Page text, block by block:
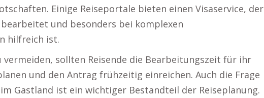
Einige Reiseportale bieten einen Visaservice, der
und besonders bei komplexen
hilfreich ist.
vermeiden, sollten Reisende die Bearbeitungszeit für ihr
und den Antrag frühzeitig einreichen. Auch die Frage
Gastland ist ein wichtiger Bestandteil der Reiseplanung.